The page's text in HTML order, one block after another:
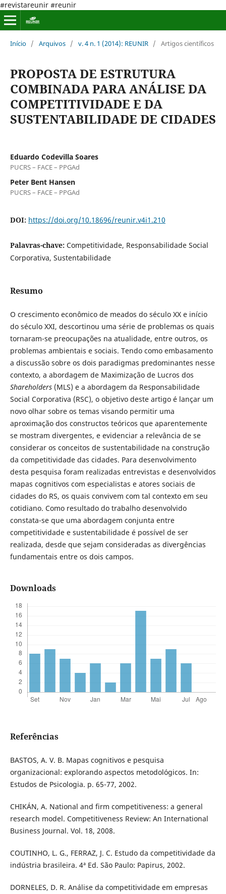
#revistareunir #reunir
Início / Arquivos / v. 4 n. 1 (2014): REUNIR / Artigos científicos
PROPOSTA DE ESTRUTURA
COMBINADA PARA ANÁLISE DA
COMPETITIVIDADE E DA
SUSTENTABILIDADE DE CIDADES
Eduardo Codevilla Soares
PUCRS – FACE – PPGAd
Peter Bent Hansen
PUCRS – FACE – PPGAd
DOI: https://doi.org/10.18696/reunir.v4i1.210
Palavras-chave: Competitividade, Responsabilidade Social
Corporativa, Sustentabilidade
Resumo
O crescimento econômico de meados do século XX e início
do século XXI, descortinou uma série de problemas os quais
tornaram-se preocupações na atualidade, entre outros, os
problemas ambientais e sociais. Tendo como embasamento
a discussão sobre os dois paradigmas predominantes nesse
contexto, a abordagem de Maximização de Lucros dos
Shareholders(MLS) e a abordagem da Responsabilidade
Social Corporativa (RSC), o objetivo deste artigo é lançar um
novo olhar sobre os temas visando permitir uma
aproximação dos constructos teóricos que aparentemente
se mostram divergentes, e evidenciar a relevância de se
considerar os conceitos de sustentabilidade na construção
da competitividade das cidades. Para desenvolvimento
desta pesquisa foram realizadas entrevistas e desenvolvidos
mapas cognitivos com especialistas e atores sociais de
cidades do RS, os quais convivem com tal contexto em seu
cotidiano. Como resultado do trabalho desenvolvido
constata-se que uma abordagem conjunta entre
competitividade e sustentabilidade é possível de ser
realizada, desde que sejam consideradas as divergências
fundamentais entre os dois campos.
Downloads
Referências
BASTOS, A. V. B. Mapas cognitivos e pesquisa
organizacional: explorando aspectos metodológicos. In:
Estudos de Psicologia. p. 65-77, 2002.
CHIKÁN, A. National and firm competitiveness: a general
research model. Competitiveness Review: An International
Business Journal. Vol. 18, 2008.
COUTINHO, L. G., FERRAZ, J. C. Estudo da competitividade da
indústria brasileira. 4ª Ed. São Paulo: Papirus, 2002.
DORNELES, D. R. Análise da competitividade em empresas